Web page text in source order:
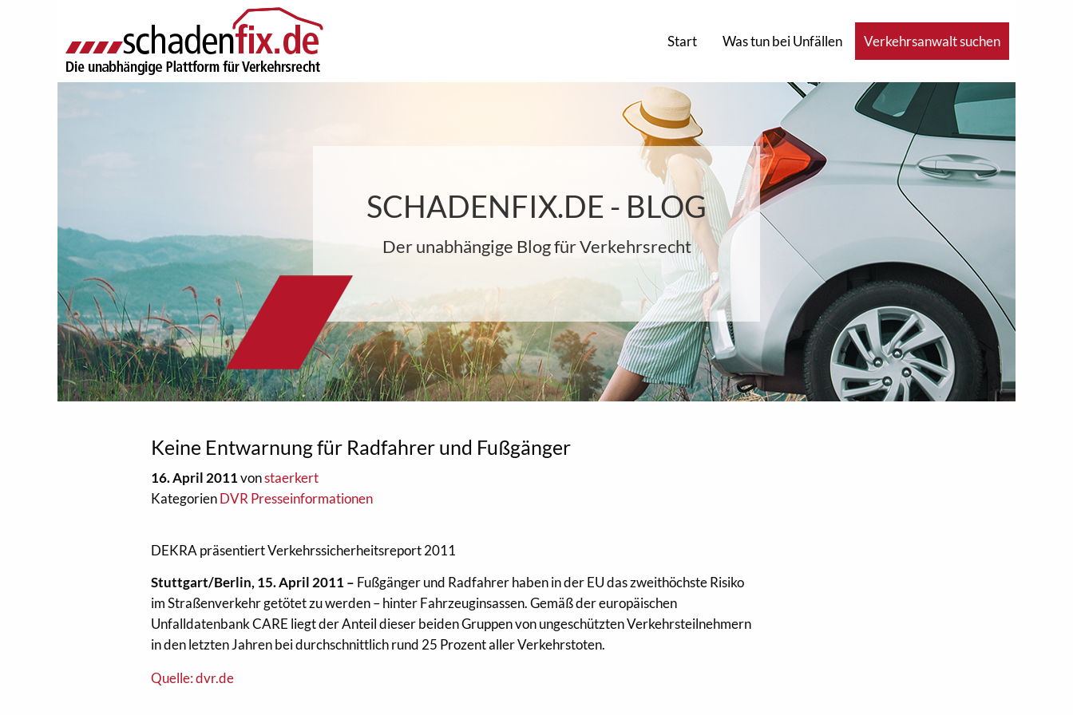
Start Was tun bei Unfällen Verkehrsanwalt suchen
SCHADENFIX.DE - BLOG
Der unabhängige Blog für Verkehrsrecht
Keine Entwarnung für Radfahrer und Fußgänger
16. April 2011vonstaerkert
KategorienDVR Presseinformationen
DEKRA präsentiert Verkehrssicherheitsreport 2011
Stuttgart/Berlin, 15. April 2011 – Fußgänger und Radfahrer haben in der EU das zweithöchste Risiko
im Straßenverkehr getötet zu werden – hinter Fahrzeuginsassen. Gemäß der europäischen
Unfalldatenbank CARE liegt der Anteil dieser beiden Gruppen von ungeschützten Verkehrsteilnehmern
in den letzten Jahren bei durchschnittlich rund 25 Prozent aller Verkehrstoten.
Quelle: dvr.de